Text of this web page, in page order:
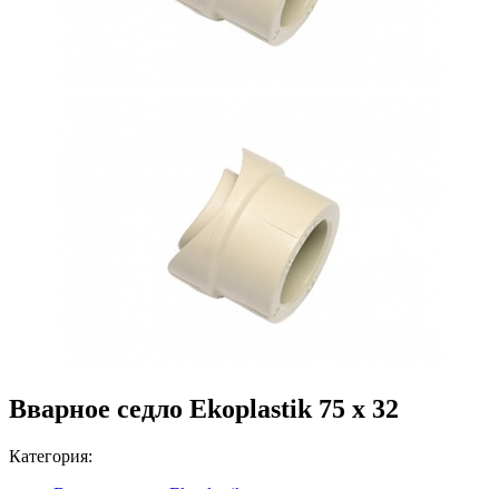
Вварное седло Ekoplastik 75 x 32
Категория: